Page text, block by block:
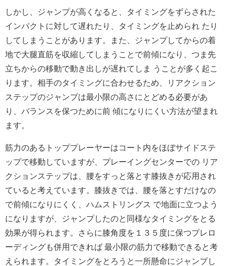
しかし、ジャンプが高くなると、タイミングをずらされた
インパクトに対して遅れたり、タイミングを止められ たり
してしまうことがあります。また、ジャンプしてからの着
地で大腿直筋を収縮してしまうことで前傾になり、つま先
立ちからの移動で動き出しが遅れてしま うことが多く起こ
ります。相手のタイミングに合わせるため、リアクション
ステップのジャンプは最小限の高さにとどめる必要があ
り、バランスを保つために前 傾になりにくい方法が望まれ
ます。
筋力のあるトッププレーヤーはコート内をほぼサイドステ
ップで移動していますが、プレーイングセンターでの リア
クションステップは、腰をすっと落とす膝抜きが応用され
ていると考えています。膝抜きでは、腰を落とすだけなの
で前傾になりにくく、ハムストリングス で地面に立つよう
になりますが、ジャンプしたのと同様なタイミングをとる
効果が得られます。さらに膝角度を１３５度に保つプレロ
ーディングも併用できれば 最小限の筋力で移動できると考
えられます。タイミングをとろうと一所懸命にジャンプし